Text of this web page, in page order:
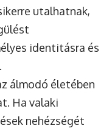
utalhatnak,
identitásra és
álmodó életében
Ha valaki
nehézségét